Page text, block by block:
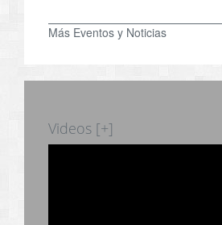
Más Eventos y Noticias
Videos [+]